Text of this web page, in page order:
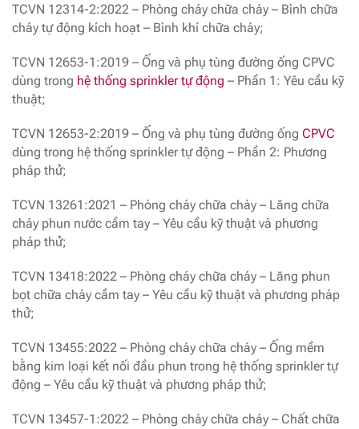
TCVN 12314-2:2022 – Phòng cháy chữa cháy – Bình chữa
cháy tự động kích hoạt – Bình khí chữa cháy;
TCVN 12653-1:2019 – Ống và phụ tùng đường ống CPVC
dùng trong hệ thống sprinkler tự động – Phần 1: Yêu cầu kỹ
thuật;
TCVN 12653-2:2019 – Ống và phụ tùng đường ống CPVC
dùng trong hệ thống sprinkler tự động – Phần 2: Phương
pháp thử;
TCVN 13261:2021 – Phòng cháy chữa cháy – Lăng chữa
cháy phun nước cầm tay – Yêu cầu kỹ thuật và phương
pháp thử;
TCVN 13418:2022 – Phòng cháy chữa cháy – Lăng phun
bọt chữa cháy cầm tay – Yêu cầu kỹ thuật và phương pháp
thử;
TCVN 13455:2022 – Phòng cháy chữa cháy – Ống mềm
bằng kim loại kết nối đầu phun trong hệ thống sprinkler tự
động – Yêu cầu kỹ thuật và phương pháp thử;
TCVN 13457-1:2022 – Phòng cháy chữa cháy – Chất chữa